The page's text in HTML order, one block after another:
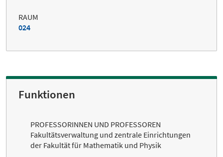
RAUM
024
Funktionen
PROFESSORINNEN UND PROFESSOREN
Fakultätsverwaltung und zentrale Einrichtungen
der Fakultät für Mathematik und Physik